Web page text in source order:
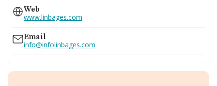
629...
Ver teléfono 629...
938749154
Web
www.linbages.com
Email
info@infolinbages.com